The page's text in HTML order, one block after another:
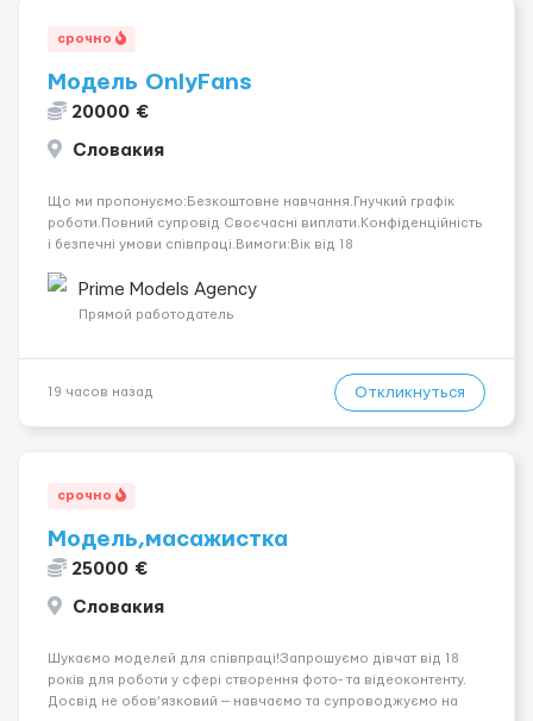
срочно
Модель OnlyFans
20000 €
Словакия
Що ми пропонуємо:Безкоштовне навчання.Гнучкий графік
роботи.Повний супровід Своєчасні виплати.Конфіденційність
і безпечні умови співпраці.Вимоги:Вік від 18
розвиватися.Досвід не обов’язковий.Якщо вас зацікавила
вакансія — залишайте відгук, і ми зв’яжемося ...
Prime Models Agency
Прямой работодатель
19 часов назад Откликнуться
срочно
Модель,масажистка
25000 €
Словакия
Шукаємо моделей для співпраці!Запрошуємо дівчат від 18
років для роботи у сфері створення фото- та відеоконтенту.
Досвід не обов’язковий — навчаємо та супроводжуємо на